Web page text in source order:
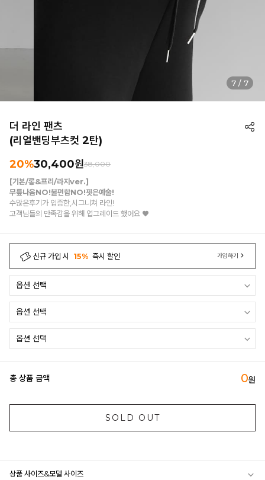
7 / 7
더 라인 팬츠
(리얼밴딩부츠컷 2탄)
20%30,400원38,000
[기본/롱&프리/라지ver.]
무릎나옴NO!불편함NO!핏은예술!
수많은후기가 입증한,시그니쳐 라인!
고객님들의 만족감을 위해 업그레이드 했어요 ♥︎
신규 가입 시 15% 즉시 할인 가입하기
총 상품 금액 0원
SOLD OUT
상품 사이즈&모델 사이즈